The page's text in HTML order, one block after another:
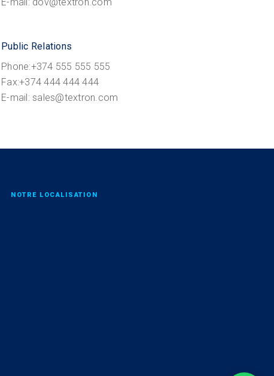
Public Relations
Phone:+374 555 555 555
Fax:+374 444 444 444
E-mail: sales@textron.com
NOTRE LOCALISATION